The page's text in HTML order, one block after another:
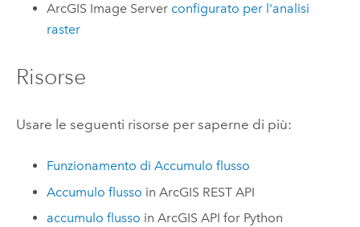
ArcGIS Image Server configurato per l'analisi
raster
Risorse
Usare le seguenti risorse per saperne di più:
Funzionamento di Accumulo flusso
Accumulo flusso inArcGIS REST API
accumulo flusso inArcGIS API for Python